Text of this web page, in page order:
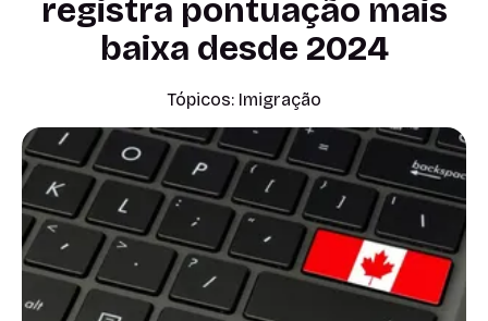
registra pontuação mais
baixa desde 2024
Tópicos: Imigração